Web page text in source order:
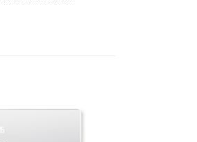
heizen) -